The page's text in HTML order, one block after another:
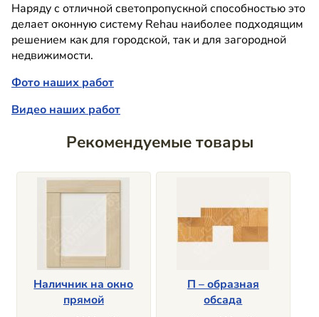
Наряду с отличной светопропускной способностью это
делает оконную систему Rehau наиболее подходящим
решением как для городской, так и для загородной
недвижимости.
Фото наших работ
Видео наших работ
Рекомендуемые товары
Наличник на окно
прямой
П – образная
обсада